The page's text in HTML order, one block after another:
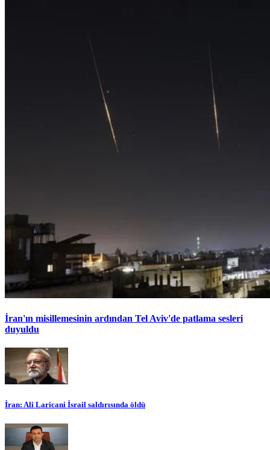
İran'ın misillemesinin ardından Tel Aviv'de patlama sesleri
duyuldu
İran: Ali Laricani İsrail saldırısında öldü